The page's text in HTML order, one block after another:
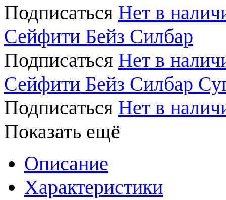
Подписаться Нет в
Сейфити Бейз Силбар
Подписаться Нет в
Сейфити Бейз Силбар
Подписаться Нет в
Показать ещё
Описание
Характеристики